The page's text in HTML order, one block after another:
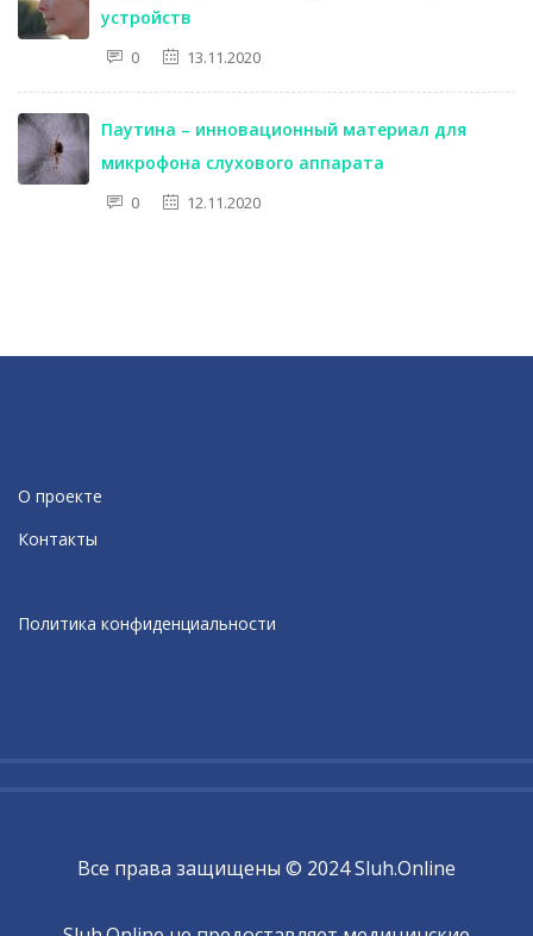
устройств
0 13.11.2020
Паутина – инновационный материал для
микрофона слухового аппарата
0 12.11.2020
О проекте
Контакты
Политика конфиденциальности
Все права защищены © 2024 Sluh.Online